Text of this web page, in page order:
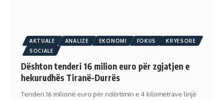
AKTUALE ANALIZE EKONOMI FOKUS
KRYESORE
SOCIALE
Dështon tenderi 16 milion euro për zgjatjen e
hekurudhës Tiranë-Durrës
Tenderi 16 milionë euro për ndërtimin e 4 kilometrave linjë